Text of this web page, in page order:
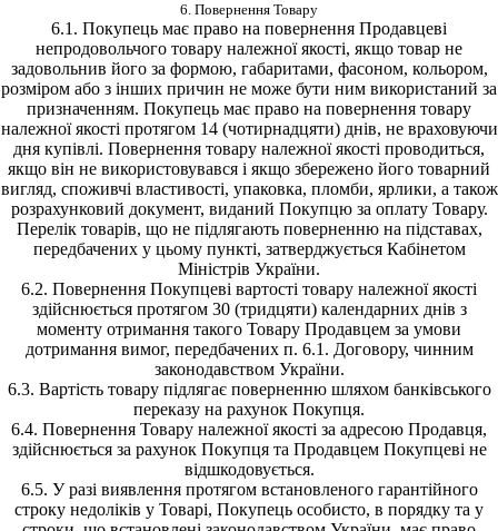
6. Повернення Товару
6.1. Покупець має право на повернення Продавцеві
непродовольчого товару належної якості, якщо товар не
задовольнив його за формою, габаритами, фасоном, кольором,
розміром або з інших причин не може бути ним використаний за
призначенням. Покупець має право на повернення товару
належної якості протягом 14 (чотирнадцяти) днів, не враховуючи
дня купівлі. Повернення товару належної якості проводиться,
якщо він не використовувався і якщо збережено його товарний
вигляд, споживчі властивості, упаковка, пломби, ярлики, а також
розрахунковий документ, виданий Покупцю за оплату Товару.
Перелік товарів, що не підлягають поверненню на підставах,
передбачених у цьому пункті, затверджується Кабінетом
Міністрів України.
6.2. Повернення Покупцеві вартості товару належної якості
здійснюється протягом 30 (тридцяти) календарних днів з
моменту отримання такого Товару Продавцем за умови
дотримання вимог, передбачених п. 6.1. Договору, чинним
законодавством України.
6.3. Вартість товару підлягає поверненню шляхом банківського
переказу на рахунок Покупця.
6.4. Повернення Товару належної якості за адресою Продавця,
здійснюється за рахунок Покупця та Продавцем Покупцеві не
відшкодовується.
6.5. У разі виявлення протягом встановленого гарантійного
строку недоліків у Товарі, Покупець особисто, в порядку та у